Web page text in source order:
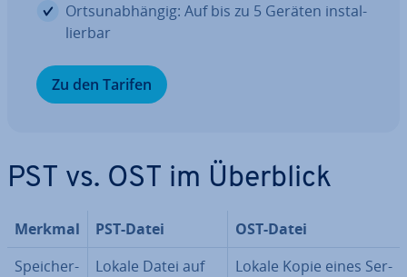
Orts­un­ab­hän­gig: Auf bis zu 5 Geräten in­stal­
lier­bar
Zu den Tarifen
PST vs. OST im Überblick
Merkmal PST-Datei
OST-Datei
Spei­cher­
Lokale Datei auf
Lokale Kopie eines Ser­